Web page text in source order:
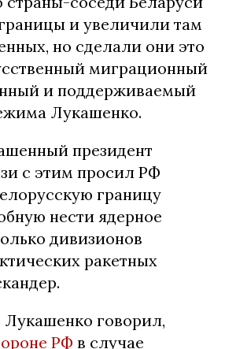
и увеличили там
но сделали они это
миграционный
и поддерживаемый
Лукашенко.
президент
с этим просил РФ
границу
нести ядерное
дивизионов
ракетных
говорил,
РФ в случае